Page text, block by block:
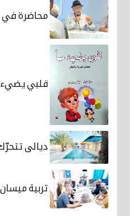
محاضرة في
قلبي يضيء
ديالى
تربية